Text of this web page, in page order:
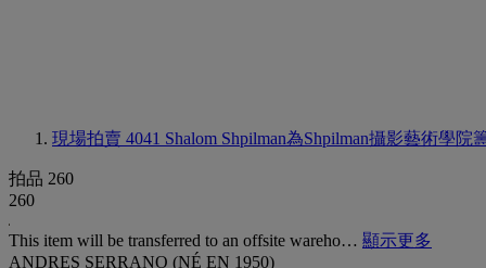
現場拍賣 4041 Shalom Shpilman為Shpilman攝影藝術學院
拍品 260
260
This item will be transferred to an offsite wareho… 顯示更多
ANDRES SERRANO (NÉ EN 1950)